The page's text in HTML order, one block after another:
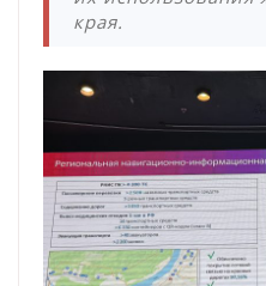
края.